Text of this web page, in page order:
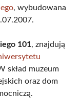
, wybudowana
101, znajdują
skład muzeum
oraz dom